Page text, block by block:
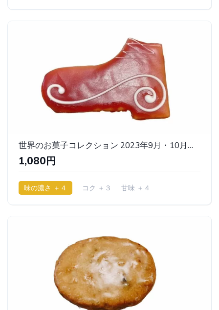
世界のお菓子コレクション 2023年9月・10月版（サンティラリオの靴） ｜ベルン
1,080円
味の濃さ ＋４ コク ＋３
甘味 ＋４